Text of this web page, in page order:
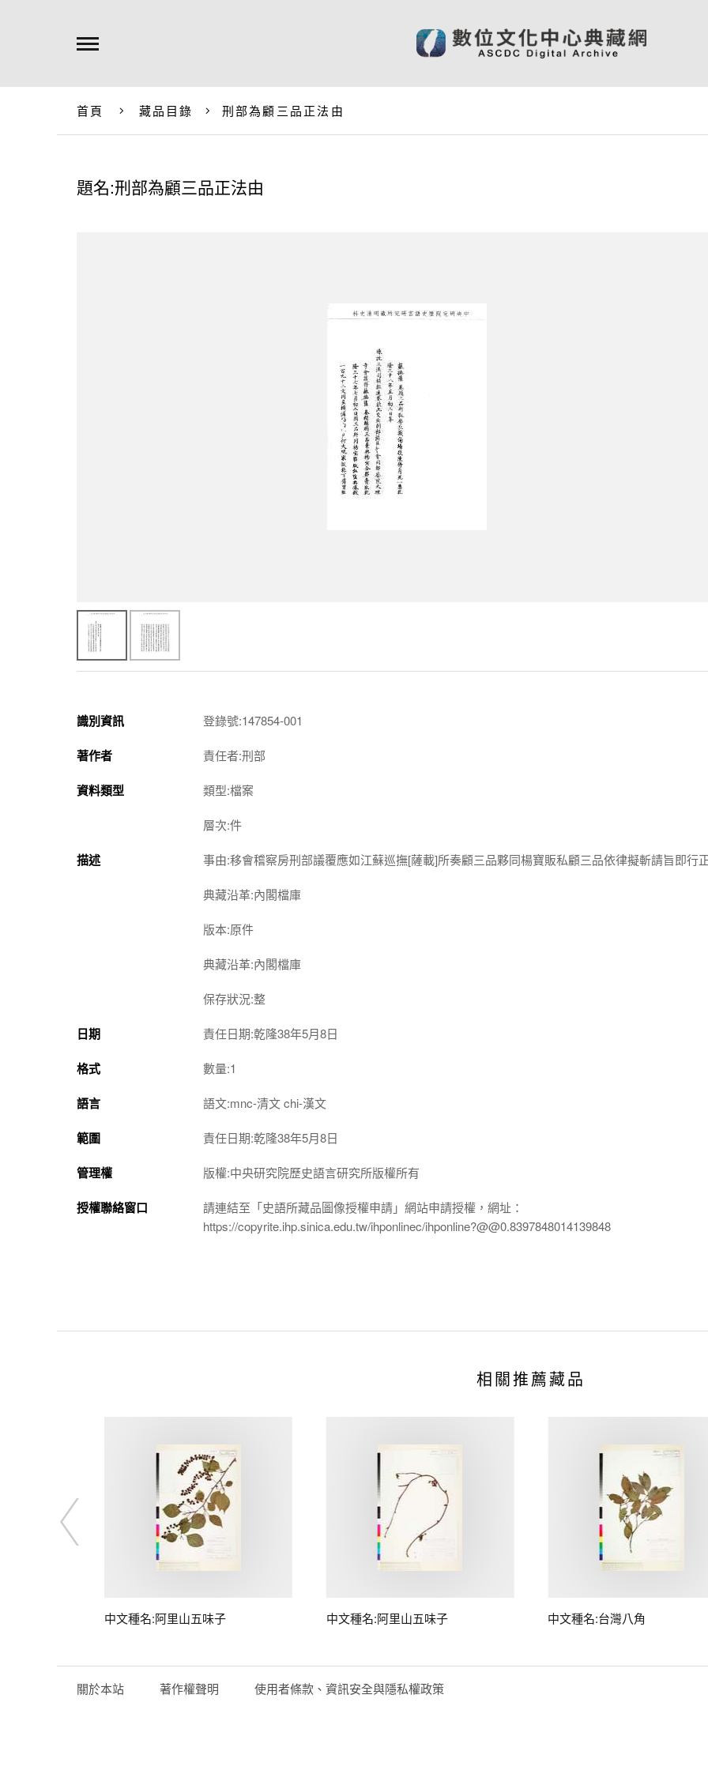
首頁 藏品目錄 刑部為顧三品正法由
題名:刑部為顧三品正法由
識別資訊 登錄號:147854-001
著作者 責任者:刑部
資料類型 類型:檔案
層次:件
描述 事由:移會稽察房刑部議覆應如江蘇巡撫[薩載]所奏顧三品夥同楊寶販私顧三品依律擬斬請旨即行
典藏沿革:內閣檔庫
版本:原件
典藏沿革:內閣檔庫
保存狀況:整
日期 責任日期:乾隆38年5月8日
格式 數量:1
語言 語文:mnc-清文 chi-漢文
範圍 責任日期:乾隆38年5月8日
管理權 版權:中央研究院歷史語言研究所版權所有
授權聯絡窗口
請連結至「史語所藏品圖像授權申請」網站申請授權，網址：
https://copyrite.ihp.sinica.edu.tw/ihponlinec/ihponline?@@0.8397848014139848
相關推薦藏品
中文種名:阿里山五味子 中文種名:阿里山五味子 中文種名:台灣八角
關於本站 著作權聲明 使用者條款、資訊安全與隱私權政策